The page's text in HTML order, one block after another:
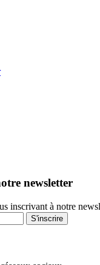
newsletter
inscrivant à notre
S'inscrire